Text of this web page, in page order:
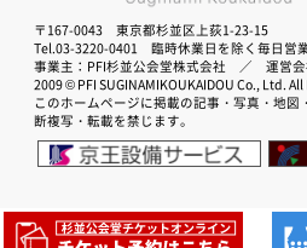
〒167-0043 東京都杉並区上荻1-23-15
Tel.03-3220-0401 臨時休業日を除く毎日営
事業主：PFI杉並公会堂株式会社 ／ 運営会
2009 © PFI SUGINAMIKOUKAIDOU Co., Ltd.
このホームページに掲載の記事・写真・地
断複写・転載を禁じます。